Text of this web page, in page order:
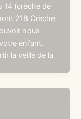
14 (crèche de
218 Crèche
nous
enfant,
la veille de la